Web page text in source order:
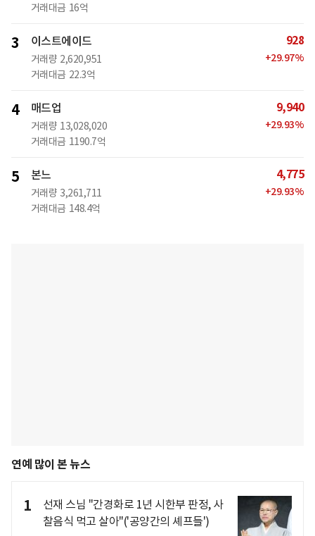
거래대금 16억
3 이스트에이드
거래량 2,620,951
거래대금 22.3억
928
+29.97%
4 매드업
거래량 13,028,020
거래대금 1190.7억
9,940
+29.93%
5 본느
거래량 3,261,711
거래대금 148.4억
4,775
+29.93%
연예 많이 본 뉴스
1
선재 스님 "간경화로 1년 시한부 판정, 사
찰음식 먹고 살아"('공양간의 셰프들')